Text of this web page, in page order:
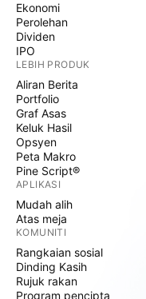
Ekonomi
Perolehan
Dividen
IPO
LEBIH PRODUK
Aliran Berita
Portfolio
Graf Asas
Keluk Hasil
Opsyen
Peta Makro
Pine Script®
APLIKASI
Mudah alih
Atas meja
KOMUNITI
Rangkaian sosial
Dinding Kasih
Rujuk rakan
Program pencipta